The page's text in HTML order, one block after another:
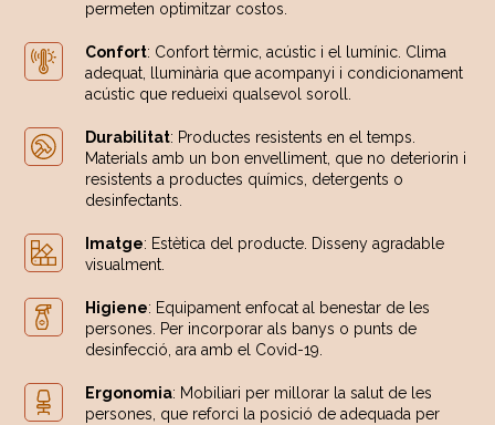
permeten optimitzar costos.
Confort: Confort tèrmic, acústic i el lumínic. Clima
adequat, lluminària que acompanyi i condicionament
acústic que redueixi qualsevol soroll.
Durabilitat: Productes resistents en el temps.
Materials amb un bon envelliment, que no deteriorin i
resistents a productes químics, detergents o
desinfectants.
Imatge: Estètica del producte. Disseny agradable
visualment.
Higiene: Equipament enfocat al benestar de les
persones. Per incorporar als banys o punts de
desinfecció, ara amb el Covid-19.
Ergonomia: Mobiliari per millorar la salut de les
persones, que reforci la posició de adequada per